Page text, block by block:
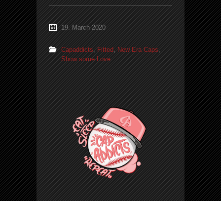
19. March 2020
Capaddicts,Fitted,New Era Caps,
Show some Love